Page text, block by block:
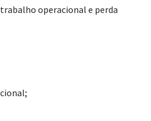
operacional e perda